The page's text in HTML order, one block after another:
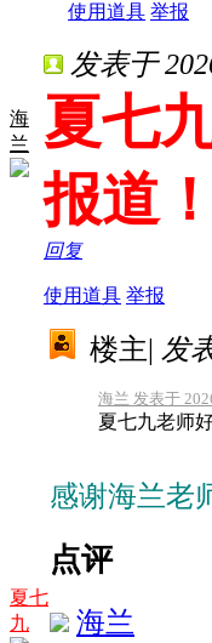
使用道具 举报
海
兰
发表于
夏七
报道！
回复
使用道具 举报
夏七
九
楼主| 发
海兰 发表于
夏七九老师
感谢海兰老
点评
海兰